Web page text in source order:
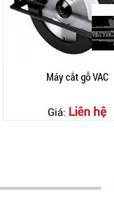
Máy cắt gỗ VAC
Giá: Liên hệ